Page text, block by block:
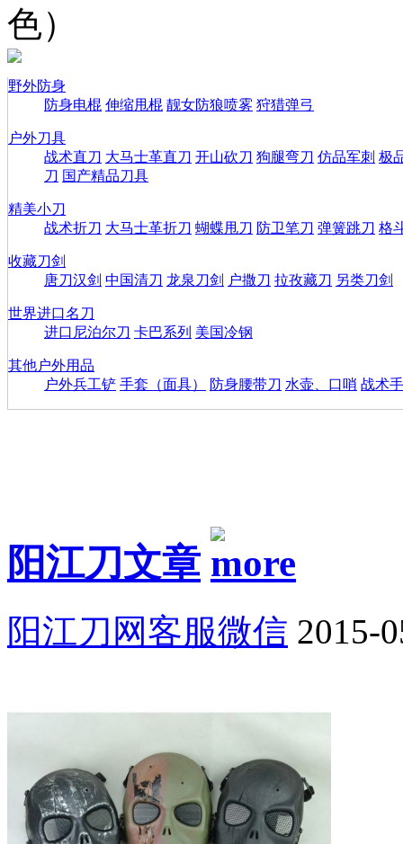
色）
野外防身
防身电棍 伸缩甩棍 靓女防狼喷雾 狩猎弹弓
户外刀具
战术直刀 大马士革直刀 开山砍刀 狗腿弯刀 仿品军刺 极
刀 国产精品刀具
精美小刀
战术折刀 大马士革折刀 蝴蝶甩刀 防卫笔刀 弹簧跳刀 格
收藏刀剑
唐刀汉剑 中国清刀 龙泉刀剑 户撒刀 拉孜藏刀 另类刀剑
世界进口名刀
进口尼泊尔刀 卡巴系列 美国冷钢
其他户外用品
户外兵工铲 手套（面具） 防身腰带刀 水壶、口哨 战术
阳江刀文章
阳江刀网客服微信 2015-